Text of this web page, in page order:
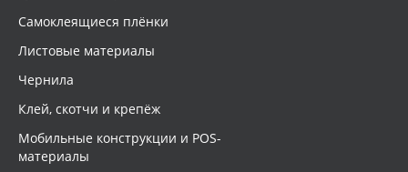
Самоклеящиеся плёнки
Листовые материалы
Чернила
Клей, скотчи и крепёж
Мобильные конструкции и POS-
материалы